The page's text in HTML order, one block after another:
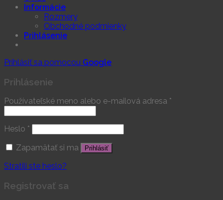
Informácie
Rozmery
Obchodné podmienky
Prihlásenie
Prihlásiť sa pomocou Google
Prihlásenie
Používateľské meno alebo e-mailová adresa *
Heslo *
Zapamätať si ma
Prihlásiť
Stratili ste heslo?
Registrovať sa